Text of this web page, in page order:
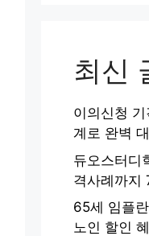
최신
이의신청
계로 완벽
듀오스터디
격사례까지
65세 임플
노인 할인